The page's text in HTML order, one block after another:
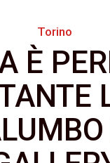
Torino
È